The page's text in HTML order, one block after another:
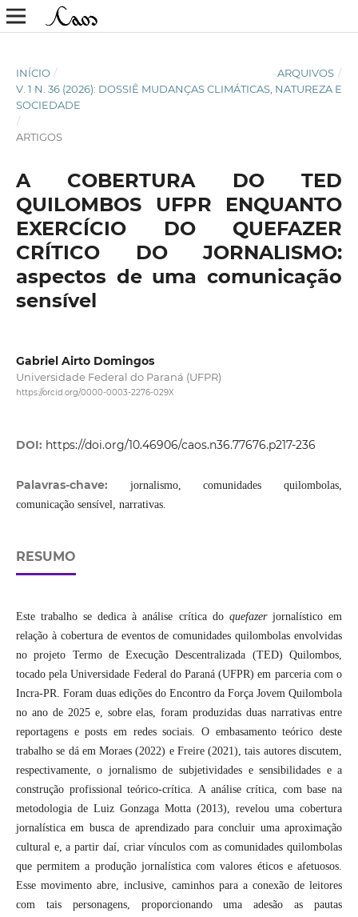
INÍCIO / ARQUIVOS /
V. 1 N. 36 (2026): DOSSIÊ MUDANÇAS CLIMÁTICAS, NATUREZA E
SOCIEDADE
/
ARTIGOS
A COBERTURA DO TED
QUILOMBOS UFPR ENQUANTO
EXERCÍCIO DO QUEFAZER
CRÍTICO DO JORNALISMO:
aspectos de uma comunicação
sensível
Gabriel Airto Domingos
Universidade Federal do Paraná (UFPR)
https://orcid.org/0000-0003-2276-029X
DOI: https://doi.org/10.46906/caos.n36.77676.p217-236
Palavras-chave:
jornalismo, comunidades quilombolas,
comunicação sensível, narrativas.
RESUMO
Este trabalho se dedica à análise crítica do quefazerjornalístico em
relação à cobertura de eventos de comunidades quilombolas envolvidas
no projeto Termo de Execução Descentralizada (TED) Quilombos,
tocado pela Universidade Federal do Paraná (UFPR) em parceria com o
Incra-PR. Foram duas edições do Encontro da Força Jovem Quilombola
no ano de 2025 e, sobre elas, foram produzidas duas narrativas entre
reportagens e posts em redes sociais. O embasamento teórico deste
trabalho se dá em Moraes (2022) e Freire (2021), tais autores discutem,
respectivamente, o jornalismo de subjetividades e sensibilidades e a
construção profissional teórico-crítica. A análise crítica, com base na
metodologia de Luiz Gonzaga Motta (2013), revelou uma cobertura
jornalística em busca de aprendizado para concluir uma aproximação
cultural e, a partir daí, criar vínculos com as comunidades quilombolas
que permitem a produção jornalística com valores éticos e afetuosos.
Esse movimento abre, inclusive, caminhos para a conexão de leitores
com tais personagens, proporcionando uma adesão as pautas